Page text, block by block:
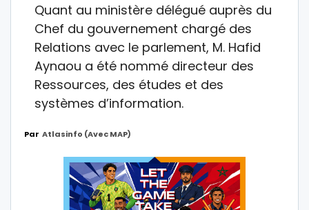
Quant au ministère délégué auprès du
Chef du gouvernement chargé des
Relations avec le parlement, M. Hafid
Aynaou a été nommé directeur des
Ressources, des études et des
systèmes d’information.
Par Atlasinfo (avec MAP)